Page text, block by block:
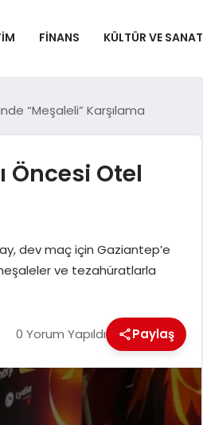
FINANS KÜLTÜR VE SANAT
“Meşaleli” Karşılama
Öncesi Otel
dev maç için Gaziantep’e
ve tezahüratlarla
0 Yorum Yapıldı Paylaş